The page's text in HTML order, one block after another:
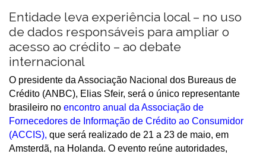
Entidade leva experiência local – no uso
de dados responsáveis para ampliar o
acesso ao crédito – ao debate
internacional
O presidente da Associação Nacional dos Bureaus de
Crédito (ANBC), Elias Sfeir, será o único representante
brasileiro no encontro anual da Associação de
Fornecedores de Informação de Crédito ao Consumidor
(ACCIS), que será realizado de 21 a 23 de maio, em
Amsterdã, na Holanda. O evento reúne autoridades,